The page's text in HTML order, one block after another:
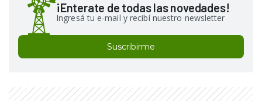
¡Enterate de todas las novedades!
Ingresá tu e-mail y recibí nuestro newsletter
Suscribirme